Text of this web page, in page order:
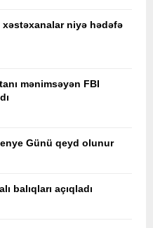
niyə hədəfə
mənimsəyən FBI
Günü qeyd olunur
balıqları açıqladı